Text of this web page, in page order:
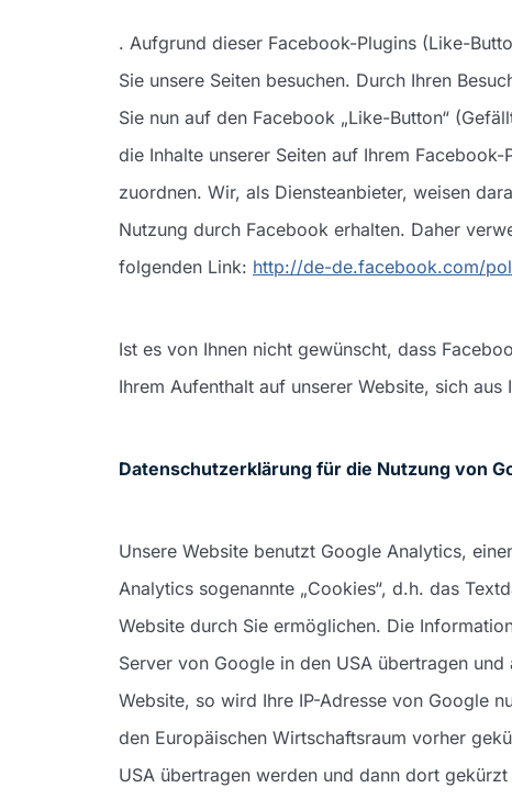
. Aufgrund dieser Facebook-Plugins (Like-
Sie unsere Seiten besuchen. Durch Ihren
Sie nun auf den Facebook „Like-Button“
die Inhalte unserer Seiten auf Ihrem
zuordnen. Wir, als Diensteanbieter, weisen
Nutzung durch Facebook erhalten. Daher
folgenden Link: http://de-de.facebook.com/
Ist es von Ihnen nicht gewünscht, dass
Ihrem Aufenthalt auf unserer Website, sich
Datenschutzerklärung für die Nutzung von
Unsere Website benutzt Google Analytics,
Analytics sogenannte „Cookies“, d.h. das
Website durch Sie ermöglichen. Die
Server von Google in den USA übertragen
Website, so wird Ihre IP-Adresse von Google
den Europäischen Wirtschaftsraum vorher
USA übertragen werden und dann dort